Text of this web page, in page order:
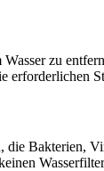
zu
die Bakterien,